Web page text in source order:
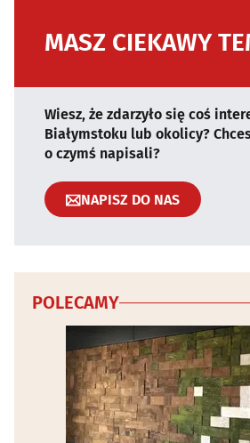
MASZ CIEKAWY
Wiesz, że zdarzyło się coś
Białymstoku lub okolicy?
o czymś napisali?
NAPISZ DO NAS
POLECAMY